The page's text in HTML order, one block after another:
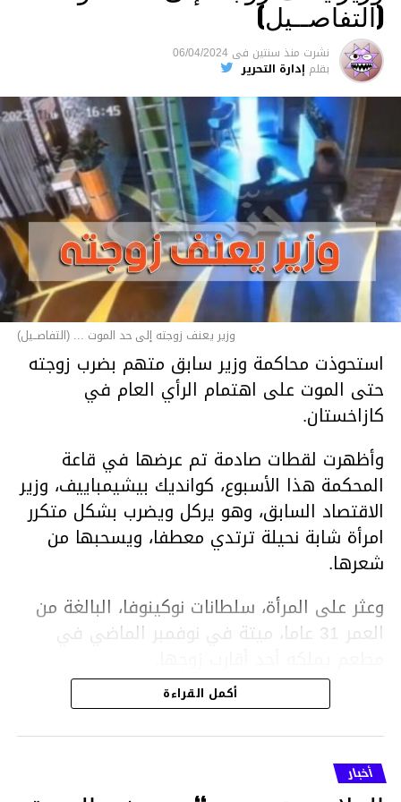
(التفاصــيل)
نشرت منذ سنتين فى 06/04/2024
بقلم إدارة التحرير
وزير يعنف زوجته إلى حد الموت ... (التفاصــيل)
استحوذت محاكمة وزير سابق متهم بضرب زوجته
حتى الموت على اهتمام الرأي العام في
كازاخستان.
وأظهرت لقطات صادمة تم عرضها في قاعة
المحكمة هذا الأسبوع، كوانديك بيشيمباييف، وزير
الاقتصاد السابق، وهو يركل ويضرب بشكل متكرر
امرأة شابة نحيلة ترتدي معطفا، ويسحبها من
شعرها.
وعثر على المرأة، سلطانات نوكينوفا، البالغة من
العمر 31 عاما، ميتة في نوفمبر الماضي في
ووفقا لتقرير الطبيب الشرعي، توفيت نوكينوفا
متأثرة بصدمة في الدماغ، وكانت إحدى عظام
أنفها مكسورة وكانت هناك كدمات متعددة على
وجهها ورأسها وذراعيها ويديها.
أكمل القراءة
أخبار